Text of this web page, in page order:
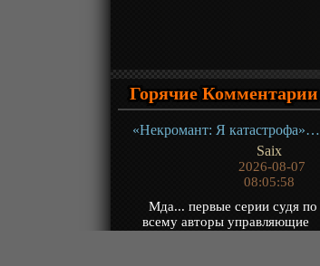
Горячие Комментарии
«Некромант: Я катастрофа» ТВ-1
Saix
2026-08-07
08:05:58
Мда... первые серии судя по
всему авторы управляющие